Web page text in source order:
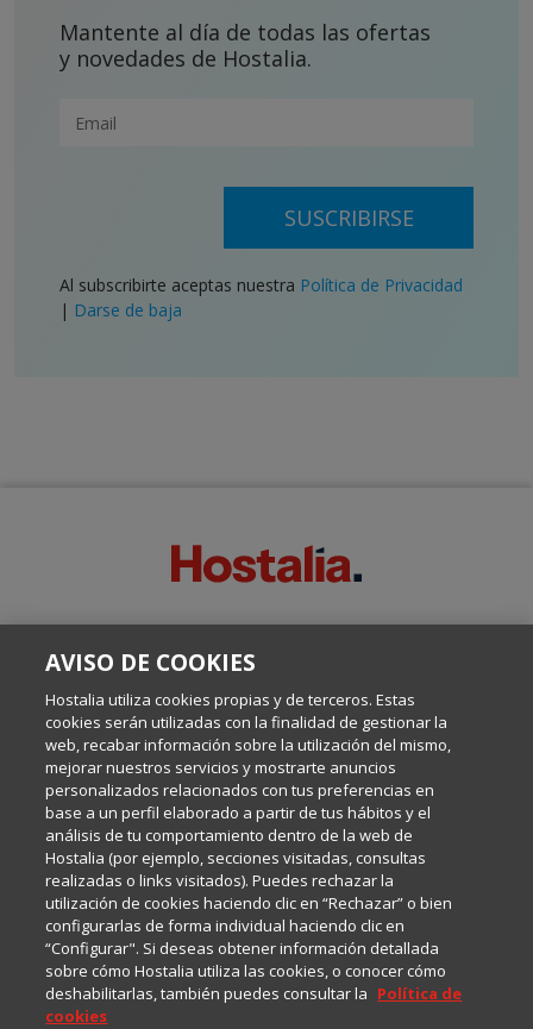
Mantente al día de todas las ofertas
y novedades de Hostalia.
SUSCRIBIRSE
Al subscribirte aceptas nuestra Política de Privacidad
| Darse de baja
Escrito por el equipo de Comunicación de Hostalia, dirigido por
Internet y Tecnología.
Política de privacidad
Política de cookies
Aviso legal
AVISO DE COOKIES
Hostalia utiliza cookies propias y de terceros. Estas
cookies serán utilizadas con la finalidad de gestionar la
web, recabar información sobre la utilización del mismo,
mejorar nuestros servicios y mostrarte anuncios
personalizados relacionados con tus preferencias en
base a un perfil elaborado a partir de tus hábitos y el
análisis de tu comportamiento dentro de la web de
Hostalia (por ejemplo, secciones visitadas, consultas
realizadas o links visitados). Puedes rechazar la
utilización de cookies haciendo clic en “Rechazar” o bien
configurarlas de forma individual haciendo clic en
“Configurar". Si deseas obtener información detallada
sobre cómo Hostalia utiliza las cookies, o conocer cómo
deshabilitarlas, también puedes consultar la Política de
cookies